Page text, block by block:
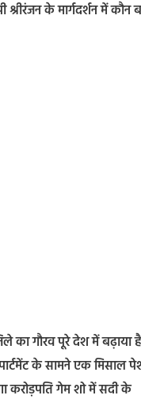
के मार्गदर्शन में कौन
का गौरव पूरे देश में बढ़ाया
के सामने एक मिसाल
करोड़पति गेम शो में सदी के